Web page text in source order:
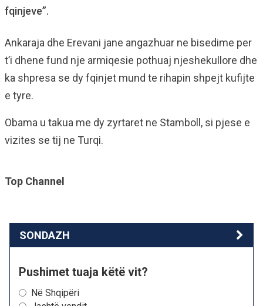
fqinjeve”.
Ankaraja dhe Erevani jane angazhuar ne bisedime per
t’i dhene fund nje armiqesie pothuaj njeshekullore dhe
ka shpresa se dy fqinjet mund te rihapin shpejt kufijte
e tyre.
Obama u takua me dy zyrtaret ne Stamboll, si pjese e
vizites se tij ne Turqi.
Top Channel
SONDAZH
Pushimet tuaja këtë vit?
Në Shqipëri